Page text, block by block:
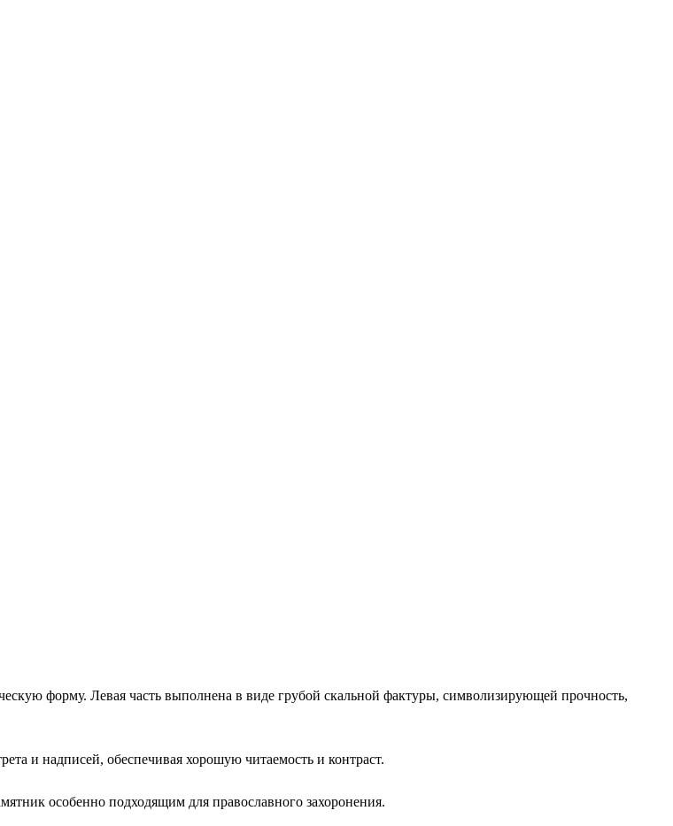
форму. Левая часть выполнена в виде грубой скальной фактуры, символизирующей прочность,
и надписей, обеспечивая хорошую читаемость и контраст.
особенно подходящим для православного захоронения.